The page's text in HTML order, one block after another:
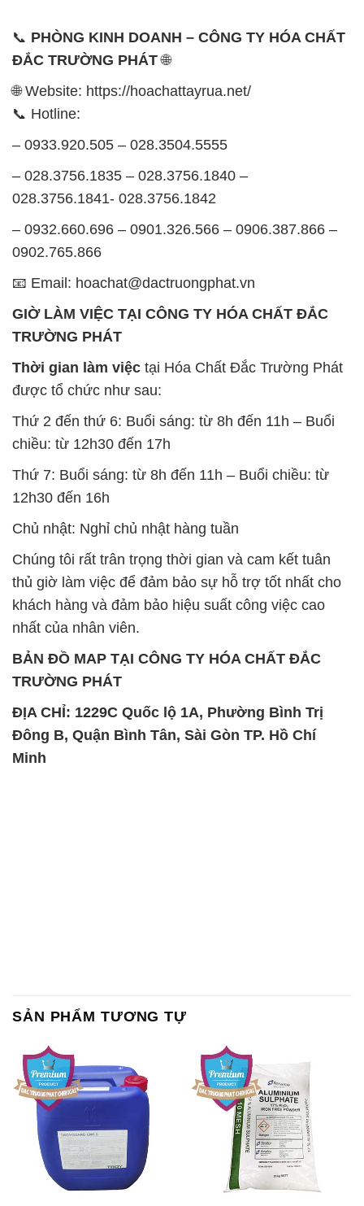
📞 PHÒNG KINH DOANH – CÔNG TY HÓA CHẤT
ĐẮC TRƯỜNG PHÁT🌐
🌐 Website: https://hoachattayrua.net/
📞 Hotline:
– 0933.920.505 – 028.3504.5555
– 028.3756.1835 – 028.3756.1840 –
028.3756.1841- 028.3756.1842
– 0932.660.696 – 0901.326.566 – 0906.387.866 –
0902.765.866
📧 Email: hoachat@dactruongphat.vn
GIỜ LÀM VIỆC TẠI CÔNG TY HÓA CHẤT ĐẮC
TRƯỜNG PHÁT
Thời gian làm việc tại Hóa Chất Đắc Trường Phát
được tổ chức như sau:
Thứ 2 đến thứ 6: Buổi sáng: từ 8h đến 11h – Buổi
chiều: từ 12h30 đến 17h
Thứ 7: Buổi sáng: từ 8h đến 11h – Buổi chiều: từ
12h30 đến 16h
Chủ nhật: Nghỉ chủ nhật hàng tuần
Chúng tôi rất trân trọng thời gian và cam kết tuân
thủ giờ làm việc để đảm bảo sự hỗ trợ tốt nhất cho
khách hàng và đảm bảo hiệu suất công việc cao
nhất của nhân viên.
BẢN ĐỒ MAP TẠI CÔNG TY HÓA CHẤT ĐẮC
TRƯỜNG PHÁT
ĐỊA CHỈ: 1229C Quốc lộ 1A, Phường Bình Trị
Đông B, Quận Bình Tân, Sài Gòn TP. Hồ Chí
Minh
SẢN PHẨM TƯƠNG TỰ